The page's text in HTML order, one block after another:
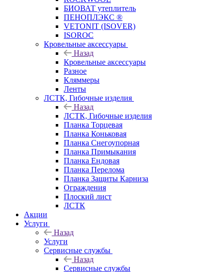
БИОВАТ утеплитель
ПЕНОПЛЭКС ®
VETONIT (ISOVER)
ISOROC
Кровельные аксессуары
Назад
Кровельные аксессуары
Разное
Кляммеры
Ленты
ЛСТК, Гибочные изделия
Назад
ЛСТК, Гибочные изделия
Планка Торцевая
Планка Коньковая
Планка Снегоупорная
Планка Примыкания
Планка Ендовая
Планка Перелома
Планка Защиты Карниза
Ограждения
Плоский лист
ЛСТК
Акции
Услуги
Назад
Услуги
Сервисные службы
Назад
Сервисные службы